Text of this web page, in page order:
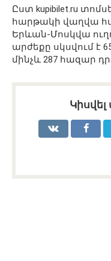
Ըստ kupibilet․ru
հարթակի վաղվա
Երևան-Մոսկվա
արժեքը սկսվում է
մինչև 287 հազար
Կիսվել